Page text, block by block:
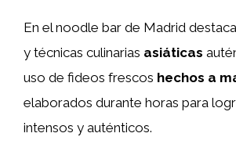
En el noodle bar de Madrid
y técnicas culinarias asiáticas
uso de fideos frescos hechos a
elaborados durante horas para
intensos y auténticos.